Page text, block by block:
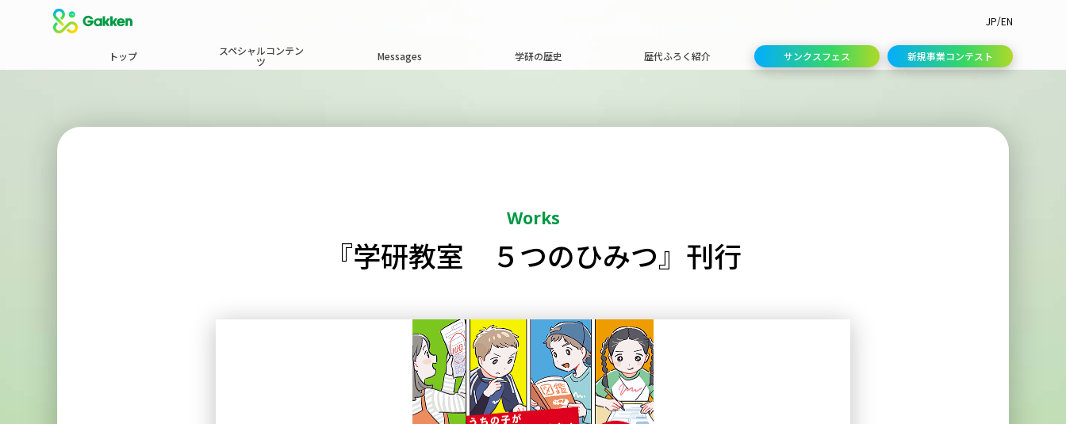
JP/EN
トップ
スペシャルコンテン
ツ
Messages 学研の歴史 歴代ふろく紹介 サンクスフェス 新規事業コンテスト
Works
『学研教室 ５つのひみつ』刊行